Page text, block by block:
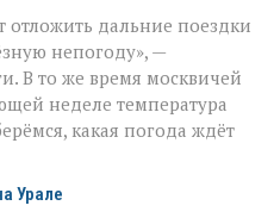
на
Урале
и
жара
в
Москве:
отложить дальние поездки
непогоду», —
В то же время москвичей
неделе температура
какая погода ждёт
Урале